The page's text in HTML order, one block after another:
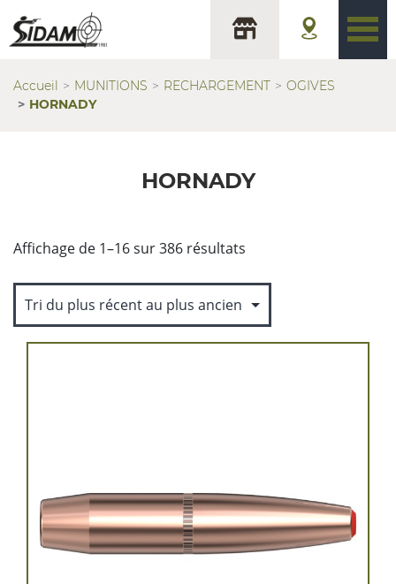
Accueil MUNITIONS RECHARGEMENT
OGIVES
HORNADY
HORNADY
Affichage de 1–16 sur 386 résultats
au